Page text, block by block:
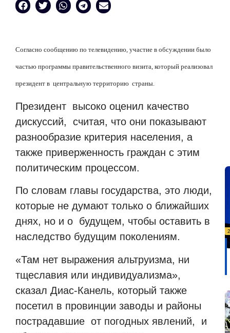
Согласно сообщению по телевидению, участие в обсуждении было
частью программы правительственного визита, который реализовал
президент в центральную территорию страны.
Президент высоко оценил качество
дискуссий, считая, что они показывают
разнообразие критерия населения, а
также приверженность граждан с этим
политическим процессом.
По словам главы государства, это люди,
которые не думают только о ближайших
днях, но и о будущем, чтобы оставить в
наследство будущим поколениям.
«Там нет выражения альтруизма, ни
тщеславия или индивидуализма»,
сказал Диас-Канель, который также
посетил в провинции заводы и районы
пострадавшие от погодных явлений, и